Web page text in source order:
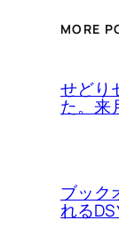
MORE
せどり
た。来
ブック
れる